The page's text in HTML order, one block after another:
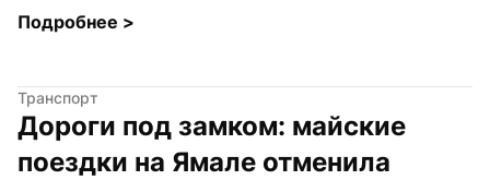
Подробнее >
Транспорт
Дороги под замком: майские
поездки на Ямале отменила